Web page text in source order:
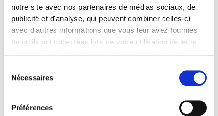
notre site avec nos partenaires de médias sociaux, de
publicité et d'analyse, qui peuvent combiner celles-ci
avec d'autres informations que vous leur avez fournies
ou qu'ils ont collectées lors de votre utilisation de leurs
Nécessaires
Préférences
En effet Matthieu a fait ses études en apprentissage à la
FDME avant d’intégrer ATALIAN Maintenance & Energy.
Il nous parle ici de son parcours professionnel, de ses
dans la vie active tout en continuant leurs études.
compétences et de connaissances. C’est le pont entre